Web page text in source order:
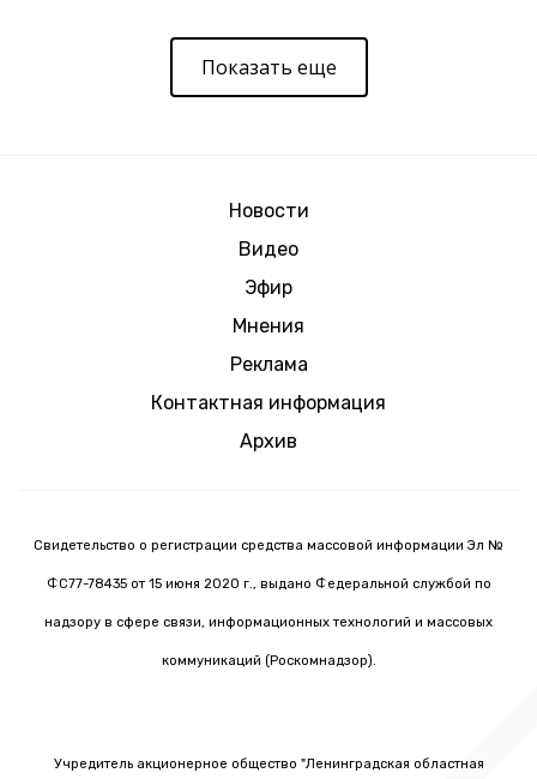
Показать еще
Новости
Видео
Эфир
Мнения
Реклама
Контактная информация
Архив
Свидетельство о регистрации средства массовой информации Эл №
ФС77-78435 от 15 июня 2020 г., выдано Федеральной службой по
надзору в сфере связи, информационных технологий и массовых
коммуникаций (Роскомнадзор).
Учредитель акционерное общество "Ленинградская областная